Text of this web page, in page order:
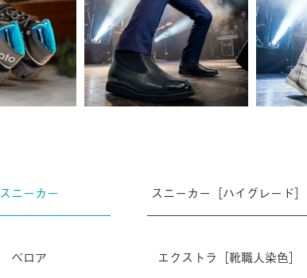
スニーカー スニーカー［ハイグレード］
ベロア エクストラ［靴職人染色］